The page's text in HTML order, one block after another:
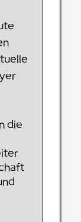
die